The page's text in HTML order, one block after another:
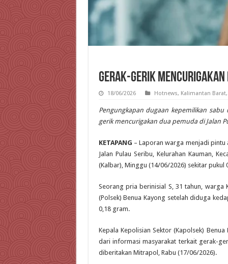
Gerak-Gerik Mencurigakan
18/06/2026 Hotnews, Kalimantan Barat,
Pengungkapan dugaan kepemilikan
gerik mencurigakan dua pemuda di Jalan
KETAPANG – Laporan warga menjadi
Jalan Pulau Seribu, Kelurahan Kauman,
(Kalbar), Minggu (14/06/2026) sekitar pukul
Seorang pria berinisial S, 31 tahun, warga
(Polsek) Benua Kayong setelah diduga
0,18 gram.
Kepala Kepolisian Sektor (Kapolsek)
dari informasi masyarakat terkait gerak-
diberitakan Mitrapol, Rabu (17/06/2026).